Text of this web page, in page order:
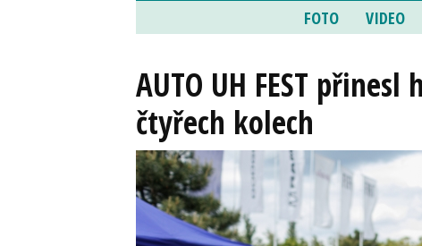
FOTO
VIDEO
AUTO UH FEST
čtyřech kolech